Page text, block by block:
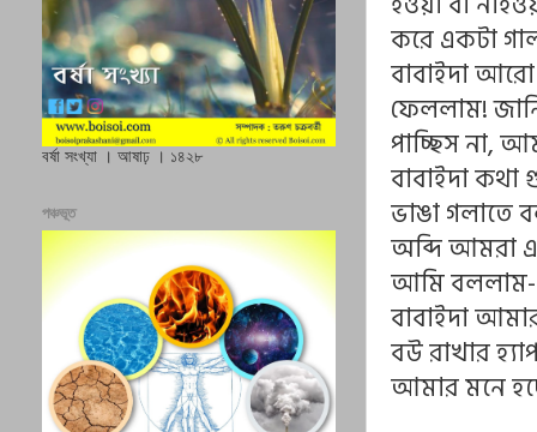
করে একটা
বাবাইদা
ফেললাম!
পাচ্ছিস না,
বাবাইদা কথা
ভাঙা গলাতে
অব্দি আমরা
আমি বললাম-
বাবাইদা
বউ রাখার
আমার মনে
বর্ষা সংখ্যা । আষাঢ় । ১৪২৮
পঞ্চভূত